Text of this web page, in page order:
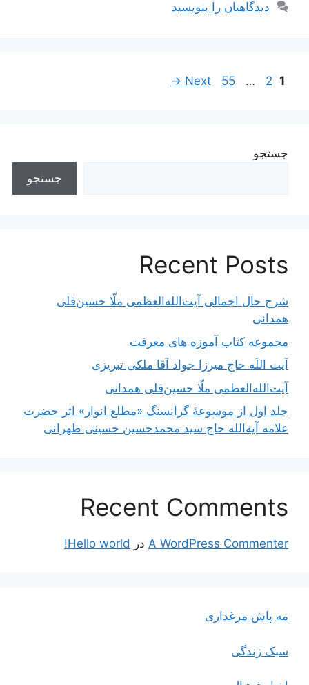
دیدگاهتان را بنویسید
ناوبری
Page
1
Page
2
…
Page
55
Next
→
جستجو
جستجو
Recent Posts
شرح حال اجمالی آیت‌الله‌العظمی ملّا حسین‌قلی
همدانی
مجموعه کتاب آموزه های معرفت
آیت اللَه حاج میرزا جواد آقا ملکی تبریزی
آیت‌الله‌العظمی ملّا حسین‌قلی همدانی
جلد اول از موسوعۀ گرانسنگ «مطلع انوار» اثر حضرت
علامه آیة‌الله حاج سید محمدحسین حسینی طهرانی
Recent Comments
A WordPress Commenter در Hello world!
مه پاش مرغداری
سبک زندگی